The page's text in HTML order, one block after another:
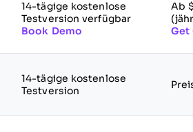
14-tägige kostenlose
Testversion verfügbar
Book Demo
Ab
Get
14-tägige kostenlose
Testversion